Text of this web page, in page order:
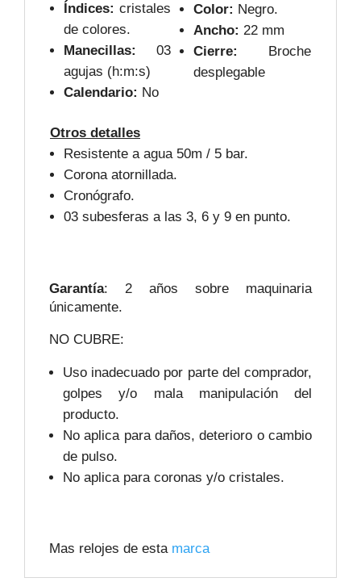
Índices: cristales
de colores.
Manecillas:
03
agujas (h:m:s)
Calendario: No
Color: Negro.
Ancho: 22 mm
Cierre:
Broche
desplegable
Otros detalles
Resistente a agua 50m / 5 bar.
Corona atornillada.
Cronógrafo.
03 subesferas a las 3, 6 y 9 en punto.
Garantía: 2 años sobre maquinaria
únicamente.
NO CUBRE:
Uso inadecuado por parte del comprador,
golpes y/o mala manipulación del
producto.
No aplica para daños, deterioro o cambio
de pulso.
No aplica para coronas y/o cristales.
Mas relojes de esta marca